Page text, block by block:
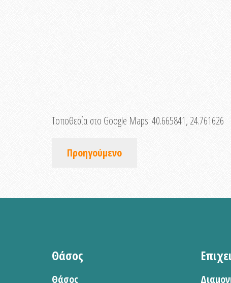
Τοποθεσία στο Google Maps:40.665841, 24.761626
Προηγούμενο
Θάσος
Θάσος